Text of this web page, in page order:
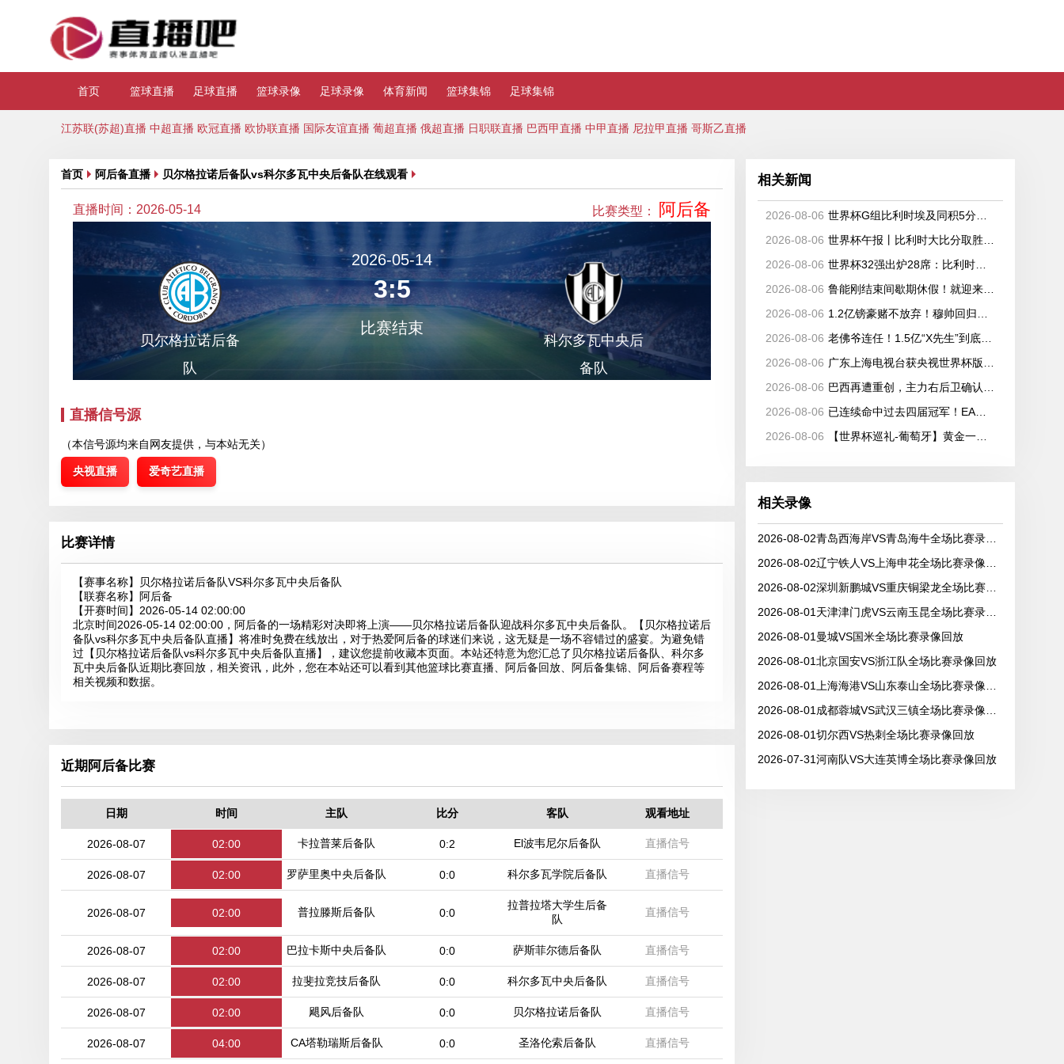
首页 篮球直播 足球直播 篮球录像 足球录像 体育新闻 篮球集锦 足球集锦
江苏联(苏超)直播 中超直播 欧冠直播 欧协联直播 国际友谊直播 葡超直播 俄超直播 日职联直播 巴西甲直播 中甲直播 尼拉甲直播 哥斯乙直播
首页 阿后备直播 贝尔格拉诺后备队vs科尔多瓦中央后备队在线观看
直播时间：2026-05-14 比赛类型： 阿后备
贝尔格拉诺后备
队
2026-05-14
3:5
比赛结束
科尔多瓦中央后
备队
直播信号源
（本信号源均来自网友提供，与本站无关）
央视直播 爱奇艺直播
比赛详情
【赛事名称】
贝尔格拉诺后备队VS科尔多瓦中央后备队
【联赛名称】
阿后备
【开赛时间】 2026-05-14 02:00:00
北京时间2026-05-14 02:00:00，阿后备的一场精彩对决即将上演——贝尔格拉诺后备队迎战科尔多瓦中央后备队。【贝尔格拉诺后
备队vs科尔多瓦中央后备队直播】将准时免费在线放出，对于热爱阿后备的球迷们来说，这无疑是一场不容错过的盛宴。为避免错
过【贝尔格拉诺后备队vs科尔多瓦中央后备队直播】，建议您提前收藏本页面。本站还特意为您汇总了贝尔格拉诺后备队、科尔多
瓦中央后备队近期比赛回放，相关资讯，此外，您在本站还可以看到其他篮球比赛直播、阿后备回放、阿后备集锦、阿后备赛程等
相关视频和数据。
近期阿后备比赛
日期 时间 主队 比分 客队 观看地址
2026-08-07 02:00 卡拉普莱后备队 0:2 El波韦尼尔后备队 直播信号
2026-08-07 02:00 罗萨里奥中央后备队 0:0 科尔多瓦学院后备队 直播信号
2026-08-07 02:00 普拉滕斯后备队 0:0
拉普拉塔大学生后备
队
直播信号
2026-08-07 02:00 巴拉卡斯中央后备队 0:0 萨斯菲尔德后备队 直播信号
2026-08-07 02:00 拉斐拉竞技后备队 0:0 科尔多瓦中央后备队 直播信号
2026-08-07 02:00 飓风后备队 0:0 贝尔格拉诺后备队 直播信号
2026-08-07 04:00 CA塔勒瑞斯后备队 0:0 圣洛伦索后备队 直播信号
相关新闻
2026-08-06 世界杯G组比利时埃及同积5分晋级，伊朗新西兰出局
2026-08-06 世界杯午报丨比利时大比分取胜小组第一出线 埃及晋级淘汰赛
2026-08-06 世界杯32强出炉28席：比利时、塞内加尔晋级，韩国、伊朗待定
2026-08-06 鲁能刚结束间歇期休假！就迎来6张新面孔，都是韩鹏看好的强援
2026-08-06 1.2亿镑豪赌不放弃！穆帅回归锁定核心，皇马持续猛攻世界杯中场
2026-08-06 老佛爷连任！1.5亿“X先生”到底会是谁？皇马即将迎来队史最高身价球
2026-08-06 广东上海电视台获央视世界杯版权！价格仅千万级 网络平台却花了16亿
2026-08-06 巴西再遭重创，主力右后卫确认缺席2026世界杯，安切洛蒂作出回应
2026-08-06 已连续命中过去四届冠军！EA预测世界杯冠军：西班牙将捧杯
2026-08-06
【世界杯巡礼-葡萄牙】黄金一代全面集结，葡萄牙如何打好手中的满级号？
相关录像
2026-08-01曼城VS国米全场比赛录像回放
2026-08-01北京国安VS浙江队全场比赛录像回放
2026-08-01切尔西VS热刺全场比赛录像回放
2026-07-31河南队VS大连英博全场比赛录像回放